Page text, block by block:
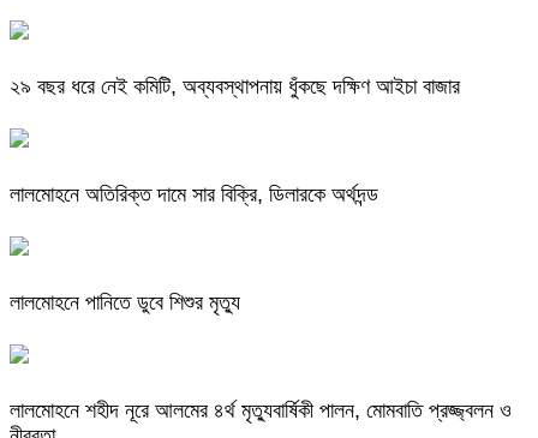
২৯ বছর ধরে নেই কমিটি, অব্যবস্থাপনায় ধুঁকছে দক্ষিণ আইচা বাজার
লালমোহনে অতিরিক্ত দামে সার বিক্রি, ডিলারকে অর্থদন্ড
লালমোহনে পানিতে ডুবে শিশুর মৃত্যু
লালমোহনে শহীদ নূরে আলমের ৪র্থ মৃত্যুবার্ষিকী পালন, মোমবাতি প্রজ্জ্বলন ও